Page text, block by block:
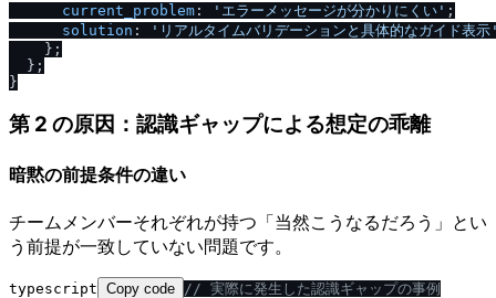
current_problem : 'エラーメッセージが分かりにくい' ;
solution :
'リアルタイムバリデーションと具体的なガイド表
    };
  };
第 2 の原因：認識ギャップによる想定の乖離
暗黙の前提条件の違い
チームメンバーそれぞれが持つ「当然こうなるだろう」とい
う前提が一致していない問題です。
typescript Copy code / / 実際に発生した認識ギャップの事例